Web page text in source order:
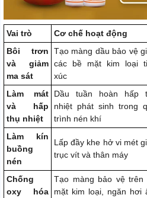
Vai trò Cơ chế hoạt động
Bôi trơn
và giảm
ma sát
Tạo màng dầu bảo vệ
các bề mặt kim loại
xúc
Làm mát
và hấp
thụ nhiệt
Dầu tuần hoàn hấp
nhiệt phát sinh trong
trình nén khí
Làm kín
buồng
nén
Lấp đầy khe hở vi mét
trục vít và thân máy
Chống
oxy hóa
Tạo màng bảo vệ trên
mặt kim loại, ngăn hơi